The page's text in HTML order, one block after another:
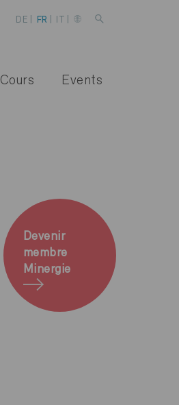
DE FR
Cours Events
Devenir
membre
Minergie